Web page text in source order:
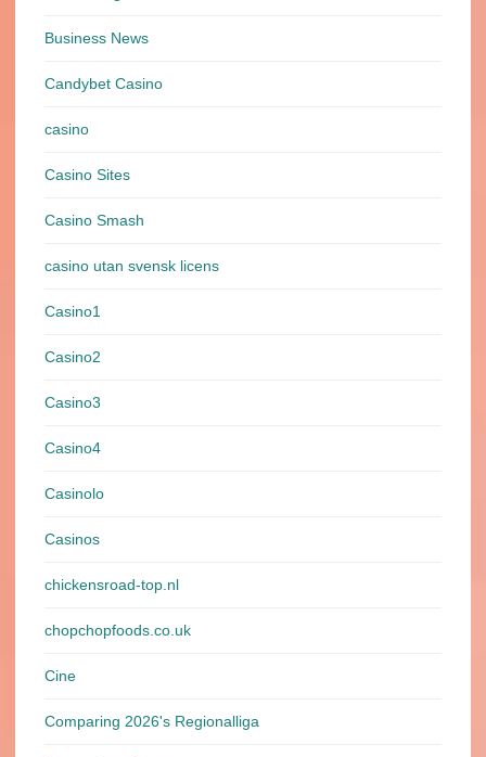
Business News
Candybet Casino
casino
Casino Sites
Casino Smash
casino utan svensk licens
Casino1
Casino2
Casino3
Casino4
Casinolo
Casinos
chickensroad-top.nl
chopchopfoods.co.uk
Cine
Comparing 2026's Regionalliga